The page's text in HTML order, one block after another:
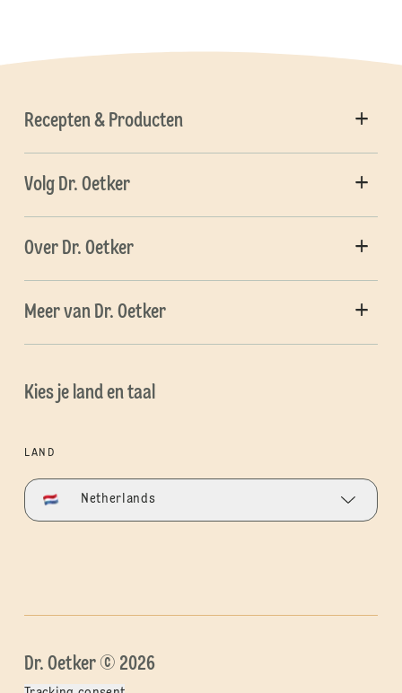
Recepten & Producten
Volg Dr. Oetker
Over Dr. Oetker
Meer van Dr. Oetker
Kies je land en taal
LAND
Netherlands
Dr. Oetker © 2026